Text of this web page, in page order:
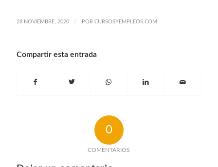
28 NOVIEMBRE, 2020 / POR CURSOSYEMPLEOS.COM
Compartir esta entrada
0
COMENTARIOS